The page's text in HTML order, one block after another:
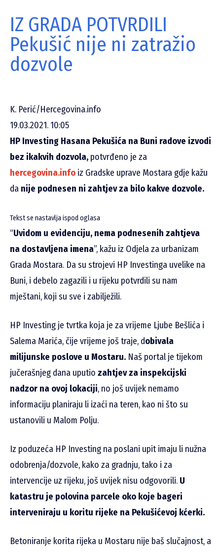
IZ GRADA POTVRDILI
Pekušić nije ni zatražio
dozvole
K. Perić/Hercegovina.info
19.03.2021. 10:05
HP Investing Hasana Pekušića na Buni radove izvodi
bez ikakvih dozvola, potvrđeno je za
hercegovina.info iz Gradske uprave Mostara gdje kažu
da nije podnesen ni zahtjev za bilo kakve dozvole.
Tekst se nastavlja ispod oglasa
“Uvidom u evidenciju, nema podnesenih zahtjeva
na dostavljena imena”, kažu iz Odjela za urbanizam
Grada Mostara. Da su strojevi HP Investinga uvelike na
Buni, i debelo zagazili i u rijeku potvrdili su nam
mještani, koji su sve i zabilježili.
HP Investing je tvrtka koja je za vrijeme Ljube Bešlića i
Salema Marića, čije vrijeme još traje, dobivala
milijunske poslove u Mostaru. Naš portal je tijekom
jučerašnjeg dana uputio zahtjev za inspekcijski
nadzor na ovoj lokaciji, no još uvijek nemamo
informaciju planiraju li izaći na teren, kao ni što su
ustanovili u Malom Polju.
Iz poduzeća HP Investing na poslani upit imaju li nužna
odobrenja/dozvole, kako za gradnju, tako i za
intervencije uz rijeku, još uvijek nisu odgovorili. U
katastru je polovina parcele oko koje bageri
interveniraju u koritu rijeke na Pekušićevoj kćerki.
Betoniranje korita rijeka u Mostaru nije baš slučajnost, a